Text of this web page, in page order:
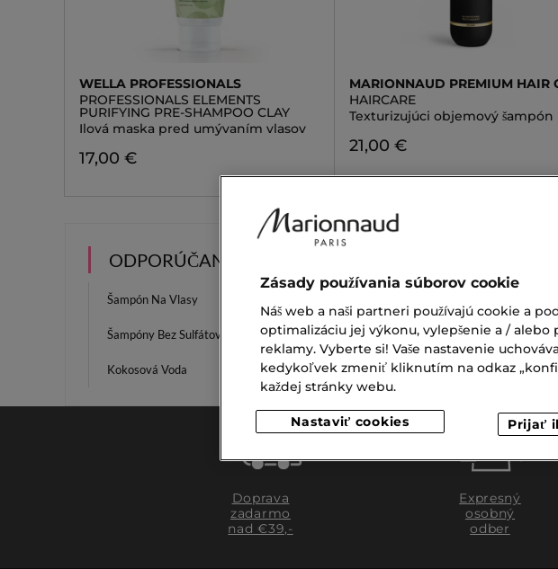
WELLA PROFESSIONALS
PROFESSIONALS ELEMENTS
PURIFYING PRE-SHAMPOO CLAY
Ilová maska pred umývaním vlasov
17,00 €
MARIONNAUD PREMIUM HAIR
HAIRCARE
Texturizujúci objemový šampón
21,00 €
ODPORÚČANIA
Šampón Na Vlasy
Šampóny Bez Sulfátov Phyto Lip Twist
Kokosová Voda Medový Krém
Doprava
zadarmo
nad €39,-
Expresný
osobný
odber
Zásady používania súborov cookie
Náš web a naši partneri používajú cookie a
optimalizáciu jej výkonu, vylepšenie a /
reklamy. Vyberte si! Vaše nastavenie
kedykoľvek zmeniť kliknutím na odkaz
každej stránky webu.
Nastaviť cookies Prijať